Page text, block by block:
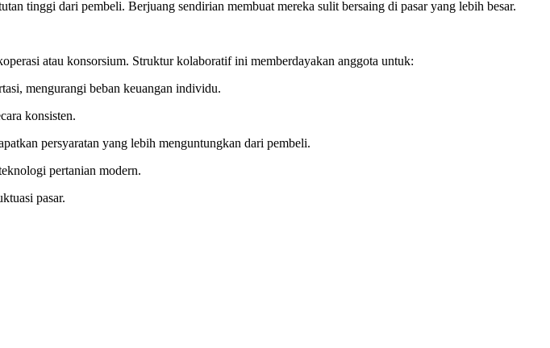
tinggi dari pembeli. Berjuang sendirian membuat mereka sulit bersaing di pasar yang lebih besar.
atau konsorsium. Struktur kolaboratif ini memberdayakan anggota untuk:
mengurangi beban keuangan individu.
konsisten.
persyaratan yang lebih menguntungkan dari pembeli.
pertanian modern.
pasar.